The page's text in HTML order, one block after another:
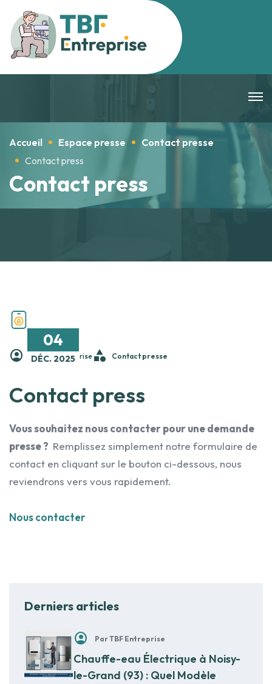
Accueil Espace presse
Contact presse
Contact press
Contact press
04
DÉC. 2025
account_circle par TBF Entreprise category Contact presse
Contact press
Vous souhaitez nous contacter pour une demande
presse ? Remplissez simplement notre formulaire de
contact en cliquant sur le bouton ci-dessous, nous
reviendrons vers vous rapidement.
Nous contacter
Derniers articles
account_circle Par TBF Entreprise
Chauffe-eau Électrique à Noisy-
le-Grand (93) : Quel Modèle